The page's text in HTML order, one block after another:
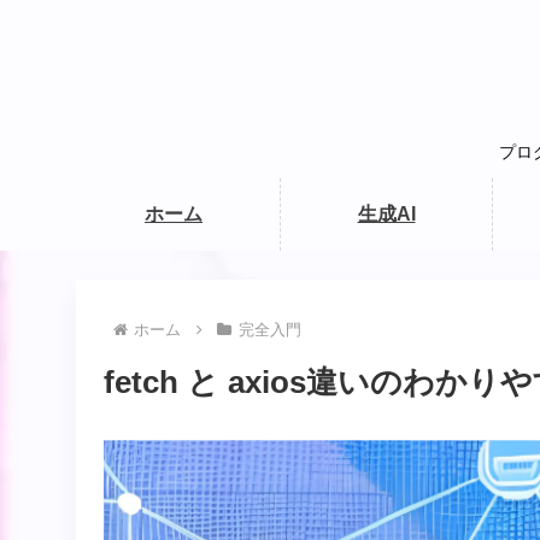
プロ
ホーム 生成AI
ホーム 完全入門
fetch と axios違いのわかり